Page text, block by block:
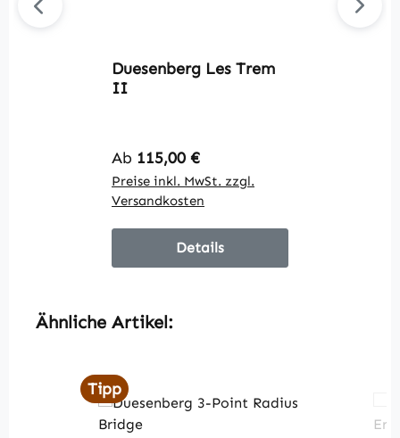
Duesenberg Les Trem
II
Regulärer Preis:
Ab 115,00 €
Preise inkl. MwSt. zzgl.
Versandkosten
Details
Produktgalerie überspringen
Ähnliche Artikel:
Tipp